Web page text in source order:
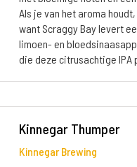
Als je van het aroma
want Scraggy Bay levert
limoen- en
die deze citrusachtige
Kinnegar Thumper
Kinnegar Brewing